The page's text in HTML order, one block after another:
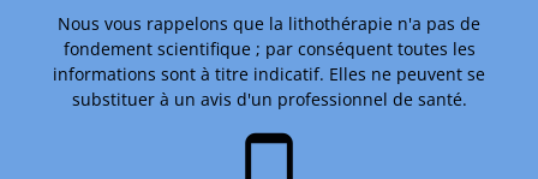
Nous vous rappelons que la lithothérapie n'a pas de
fondement scientifique ; par conséquent toutes les
informations sont à titre indicatif. Elles ne peuvent se
substituer à un avis d'un professionnel de santé.